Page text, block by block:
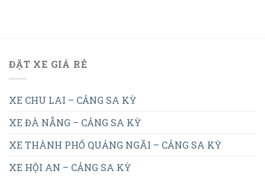
ĐẶT XE GIÁ RẺ
XE CHU LAI – CẢNG SA KỲ
XE ĐÀ NẴNG – CẢNG SA KỲ
XE THÀNH PHỐ QUẢNG NGÃI – CẢNG SA KỲ
XE HỘI AN – CẢNG SA KỲ